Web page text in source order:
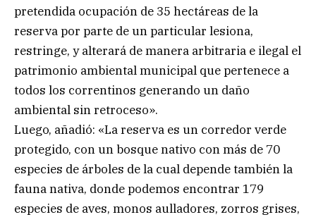
pretendida ocupación de 35 hectáreas de la
reserva por parte de un particular lesiona,
restringe, y alterará de manera arbitraria e ilegal el
patrimonio ambiental municipal que pertenece a
todos los correntinos generando un daño
ambiental sin retroceso».
Luego, añadió: «La reserva es un corredor verde
protegido, con un bosque nativo con más de 70
especies de árboles de la cual depende también la
fauna nativa, donde podemos encontrar 179
especies de aves, monos aulladores, zorros grises,